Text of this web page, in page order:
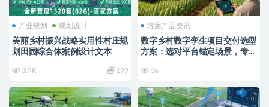
产业规划 规划设计
美丽乡村振兴战略实用性村庄规
划田园综合体案例设计文本
3.9K 199
方案产品资讯
数字乡村数字孪生项目交付选型
方案：选对平台锚定场景，专业
16